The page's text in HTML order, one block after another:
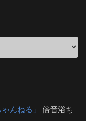
んねる」
倍音浴ち